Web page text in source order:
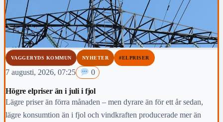
VAGGERYDS KOMMUN NYHETER #ELPRISER
7 augusti, 2026, 07:25 0
Högre elpriser än i juli i fjol
Lägre priser än förra månaden – men dyrare än för ett år sedan,
lägre konsumtion än i fjol och vindkraften producerade mer än